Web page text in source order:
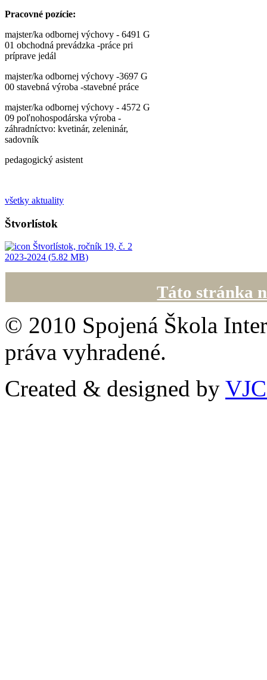
Pracovné pozície:
majster/ka odbornej výchovy - 6491 G
01 obchodná prevádzka -práce pri
príprave jedál
majster/ka odbornej výchovy -3697 G
00 stavebná výroba -stavebné práce
majster/ka odbornej výchovy - 4572 G
09 poľnohospodárska výroba -
záhradníctvo: kvetinár, zeleninár,
sadovník
pedagogický asistent
všetky aktuality
Štvorlístok
Štvorlístok, ročník 19, č. 2
2023-2024 (5.82 MB)
Táto stránka
© 2010 Spojená Škola
práva vyhradené.
Created & designed by